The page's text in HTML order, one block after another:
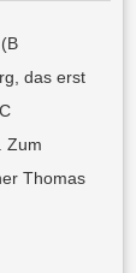
das erst
Zum
Thomas